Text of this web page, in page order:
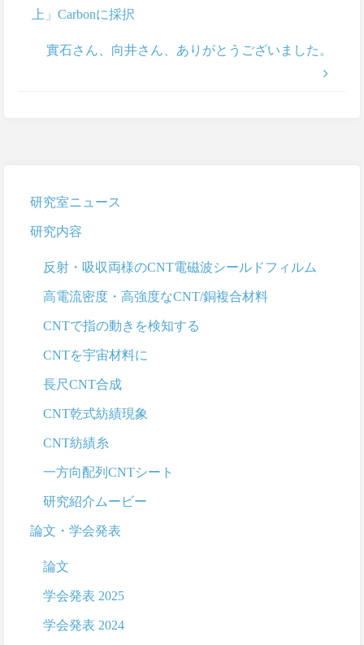
上」Carbonに採択
實石さん、向井さん、ありがとうございました。
研究室ニュース
研究内容
反射・吸収両様のCNT電磁波シールドフィルム
高電流密度・高強度なCNT/銅複合材料
CNTで指の動きを検知する
CNTを宇宙材料に
長尺CNT合成
CNT乾式紡績現象
CNT紡績糸
一方向配列CNTシート
研究紹介ムービー
論文・学会発表
論文
学会発表 2025
学会発表 2024